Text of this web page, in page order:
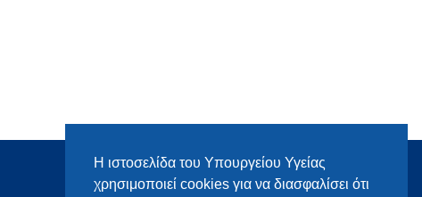
Η ιστοσελίδα του Υπουργείου Υγείας
χρησιμοποιεί cookies για να διασφαλίσει ότι